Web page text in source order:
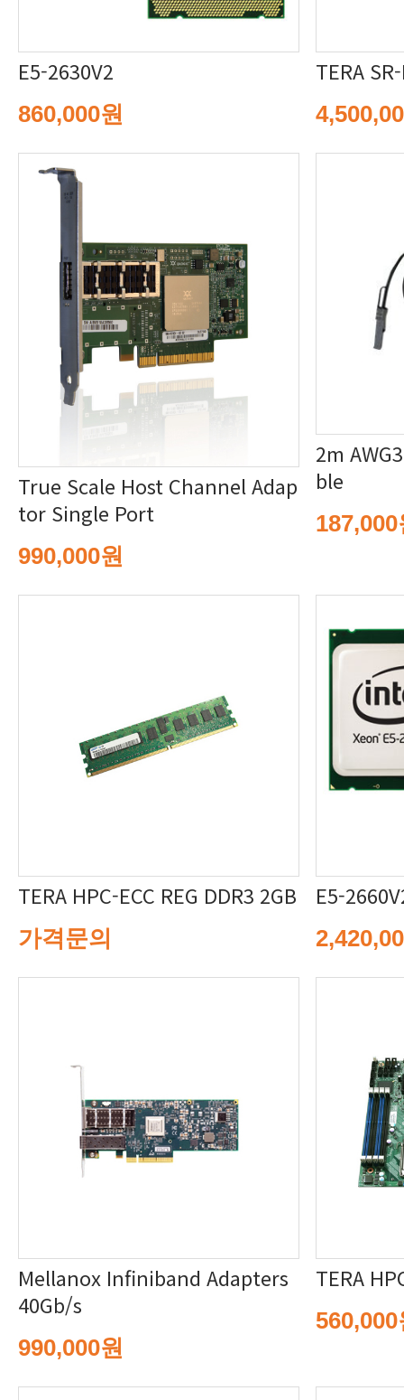
E5-2630V2
860,000원
TERA
tor Single Port
990,000원
ble
187,000
TERA HPC-ECC REG DDR3 2GB
가격문의
E5-
40Gb/s
990,000원
TERA
560,000